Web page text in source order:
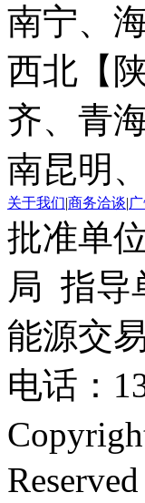
南宁、
西北【
齐、青
南昆明
关于我们|商务洽谈|
批准单
局 指导
能源交
电话：
Reserved